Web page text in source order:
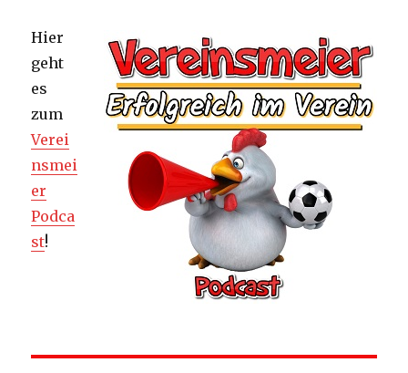
Hier
geht
es
zum
Verei
nsmei
er
Podca
st!